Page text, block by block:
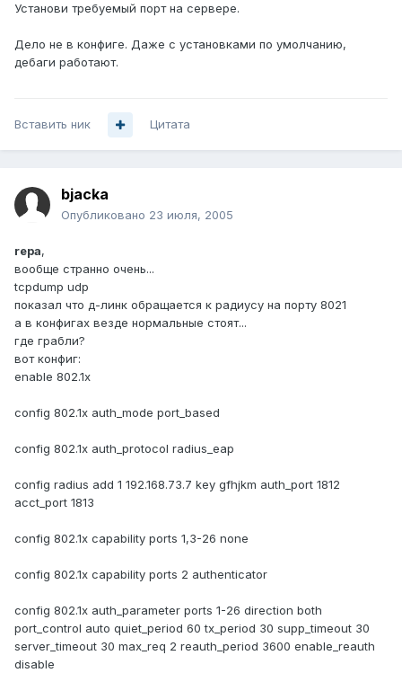
Установи требуемый порт на сервере.
Дело не в конфиге. Даже с установками по умолчанию,
дебаги работают.
Вставить ник Цитата
bjacka
Опубликовано 23 июля, 2005
repa,
вообще странно очень...
tcpdump udp
показал что д-линк обращается к радиусу на порту 8021
а в конфигах везде нормальные стоят...
где грабли?
вот конфиг:
enable 802.1x
config 802.1x auth_mode port_based
config 802.1x auth_protocol radius_eap
config radius add 1 192.168.73.7 key gfhjkm auth_port 1812
acct_port 1813
config 802.1x capability ports 1,3-26 none
config 802.1x capability ports 2 authenticator
config 802.1x auth_parameter ports 1-26 direction both
port_control auto quiet_period 60 tx_period 30 supp_timeout 30
server_timeout 30 max_req 2 reauth_period 3600 enable_reauth
disable